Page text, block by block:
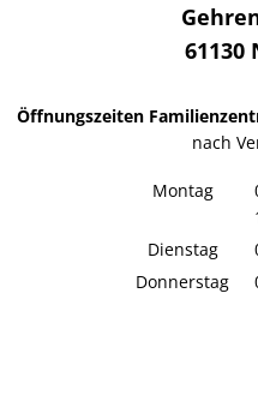
61130
Öffnungszeiten
nach
Montag
Dienstag
Donnerstag